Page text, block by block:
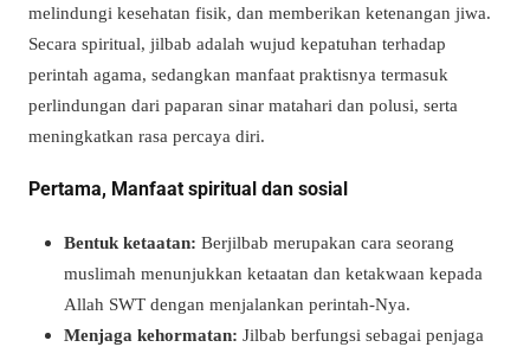
melindungi kesehatan fisik, dan memberikan ketenangan jiwa.
Secara spiritual, jilbab adalah wujud kepatuhan terhadap
perintah agama, sedangkan manfaat praktisnya termasuk
perlindungan dari paparan sinar matahari dan polusi, serta
meningkatkan rasa percaya diri.
Pertama, Manfaat spiritual dan sosial
Bentuk ketaatan: Berjilbab merupakan cara seorang
muslimah menunjukkan ketaatan dan ketakwaan kepada
Allah SWT dengan menjalankan perintah-Nya.
Menjaga kehormatan: Jilbab berfungsi sebagai penjaga